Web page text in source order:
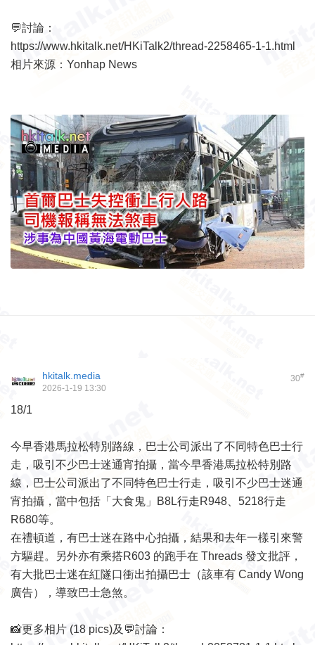
💬討論：
https://www.hkitalk.net/HKiTalk2/thread-2258465-1-1.html
相片來源：Yonhap News
30#
hkitalk.media
2026-1-19 13:30
18/1
今早香港馬拉松特別路線，巴士公司派出了不同特色巴士行
走，吸引不少巴士迷通宵拍攝，當今早香港馬拉松特別路
線，巴士公司派出了不同特色巴士行走，吸引不少巴士迷通
宵拍攝，當中包括「大食鬼」B8L行走R948、5218行走
R680等。
在禮頓道，有巴士迷在路中心拍攝，結果和去年一樣引來警
方驅趕。另外亦有乘搭R603 的跑手在 Threads 發文批評，
有大批巴士迷在紅隧口衝出拍攝巴士（該車有 Candy Wong
廣告），導致巴士急煞。
📸更多相片 (18 pics)及💬討論：